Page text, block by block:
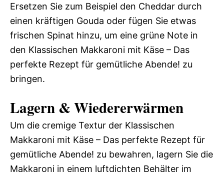
Ersetzen Sie zum Beispiel den Cheddar durch
einen kräftigen Gouda oder fügen Sie etwas
frischen Spinat hinzu, um eine grüne Note in
den Klassischen Makkaroni mit Käse – Das
perfekte Rezept für gemütliche Abende! zu
bringen.
Lagern & Wiedererwärmen
Um die cremige Textur der Klassischen
Makkaroni mit Käse – Das perfekte Rezept für
gemütliche Abende! zu bewahren, lagern Sie die
Makkaroni in einem luftdichten Behälter im